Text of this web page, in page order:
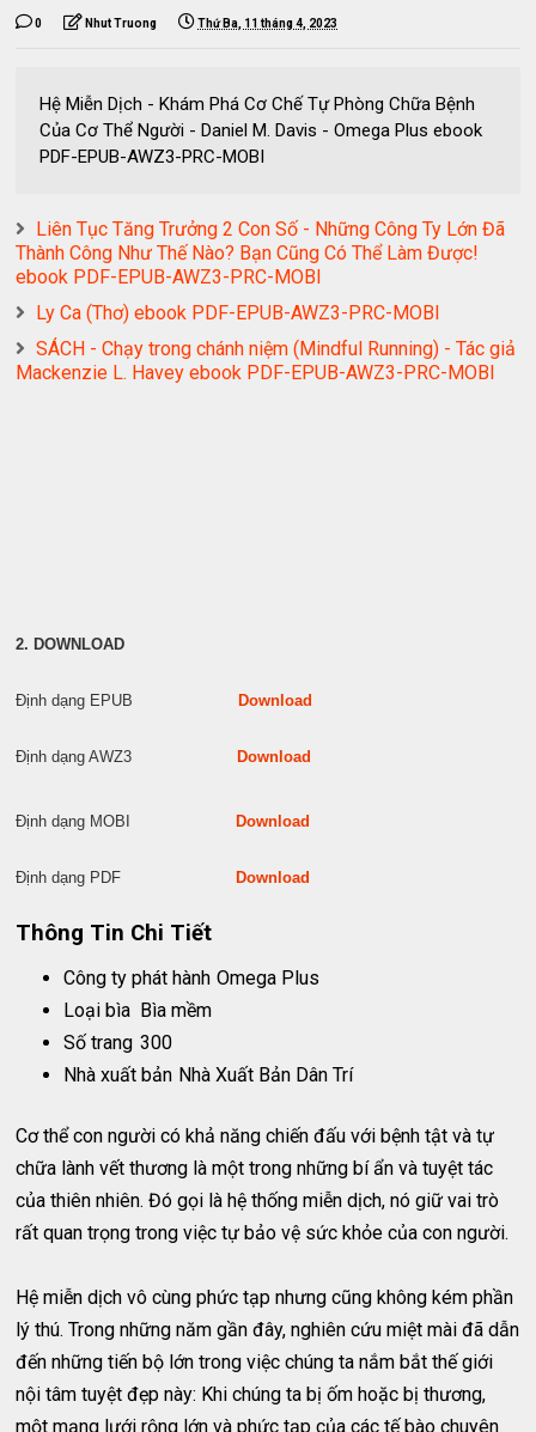
0 Nhut Truong Thứ Ba, 11 tháng 4, 2023
Hệ Miễn Dịch - Khám Phá Cơ Chế Tự Phòng Chữa Bệnh
Của Cơ Thể Người - Daniel M. Davis - Omega Plus ebook
PDF-EPUB-AWZ3-PRC-MOBI
Liên Tục Tăng Trưởng 2 Con Số - Những Công Ty Lớn Đã
Thành Công Như Thế Nào? Bạn Cũng Có Thể Làm Được!
ebook PDF-EPUB-AWZ3-PRC-MOBI
Ly Ca (Thơ) ebook PDF-EPUB-AWZ3-PRC-MOBI
SÁCH - Chạy trong chánh niệm (Mindful Running) - Tác giả
Mackenzie L. Havey ebook PDF-EPUB-AWZ3-PRC-MOBI
2. DOWNLOAD
Định dạng EPUB Download
Định dạng AWZ3 Download
Định dạng MOBI Download
Định dạng PDF Download
Thông Tin Chi Tiết
Công ty phát hành Omega Plus
Loại bìa Bìa mềm
Số trang 300
Nhà xuất bản Nhà Xuất Bản Dân Trí
Cơ thể con người có khả năng chiến đấu với bệnh tật và tự
chữa lành vết thương là một trong những bí ẩn và tuyệt tác
của thiên nhiên. Đó gọi là hệ thống miễn dịch, nó giữ vai trò
rất quan trọng trong việc tự bảo vệ sức khỏe của con người.
Hệ miễn dịch vô cùng phức tạp nhưng cũng không kém phần
lý thú. Trong những năm gần đây, nghiên cứu miệt mài đã dẫn
đến những tiến bộ lớn trong việc chúng ta nắm bắt thế giới
nội tâm tuyệt đẹp này: Khi chúng ta bị ốm hoặc bị thương,
một mạng lưới rộng lớn và phức tạp của các tế bào chuyên